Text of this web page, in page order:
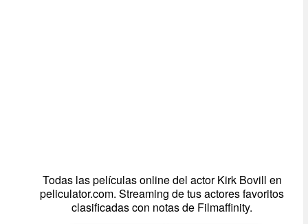
Todas las películas online del actor Kirk Bovill en
peliculator.com. Streaming de tus actores favoritos
clasificadas con notas de Filmaffinity.